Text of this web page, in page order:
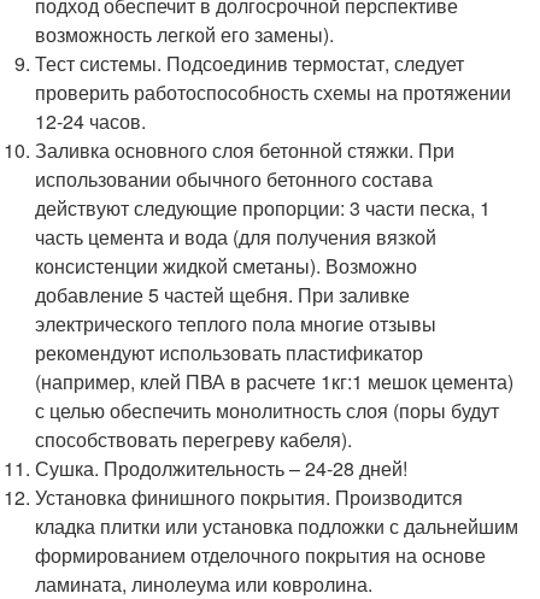
возможность легкой его замены).
Тест системы. Подсоединив термостат, следует
проверить работоспособность схемы на протяжении
12-24 часов.
Заливка основного слоя бетонной стяжки. При
использовании обычного бетонного состава
действуют следующие пропорции: 3 части песка, 1
часть цемента и вода (для получения вязкой
консистенции жидкой сметаны). Возможно
добавление 5 частей щебня. При заливке
электрического теплого пола многие отзывы
рекомендуют использовать пластификатор
(например, клей ПВА в расчете 1кг:1 мешок цемента)
с целью обеспечить монолитность слоя (поры будут
способствовать перегреву кабеля).
Сушка. Продолжительность – 24-28 дней!
Установка финишного покрытия. Производится
кладка плитки или установка подложки с дальнейшим
формированием отделочного покрытия на основе
ламината, линолеума или ковролина.